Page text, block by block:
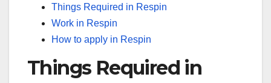
Things Required in Respin
Work in Respin
How to apply in Respin
Things Required in